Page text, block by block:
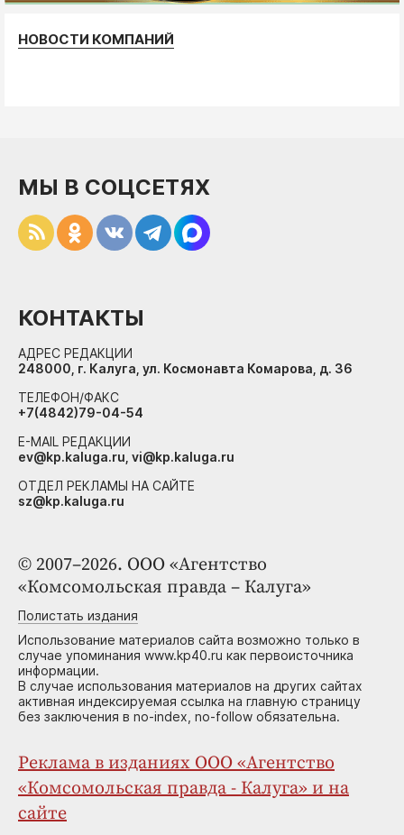
НОВОСТИ КОМПАНИЙ
© 2007–2026. ООО «Агентство
«Комсомольская правда – Калуга»
Полистать издания
Использование материалов сайта возможно только в
случае упоминания www.kp40.ru как первоисточника
информации.
В случае использования материалов на других сайтах
активная индексируемая ссылка на главную страницу
без заключения в no-index, no-follow обязательна.
Реклама в изданиях ООО «Агентство
«Комсомольская правда - Калуга» и на
сайте
МЫ В СОЦСЕТЯХ
КОНТАКТЫ
АДРЕС РЕДАКЦИИ
248000, г. Калуга, ул. Космонавта Комарова, д. 36
ТЕЛЕФОН/ФАКС
+7(4842)79-04-54
E-MAIL РЕДАКЦИИ
ev@kp.kaluga.ru, vi@kp.kaluga.ru
ОТДЕЛ РЕКЛАМЫ НА САЙТЕ
sz@kp.kaluga.ru